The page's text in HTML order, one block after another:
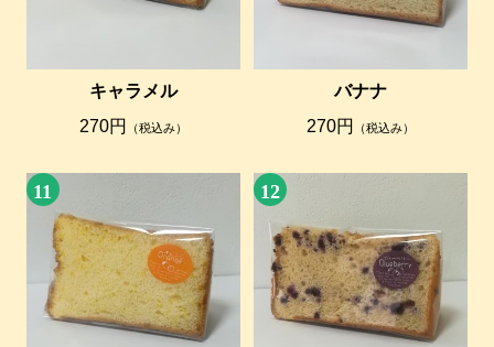
キャラメル
270円
（税込み）
バナナ
270円
（税込み）
11 12